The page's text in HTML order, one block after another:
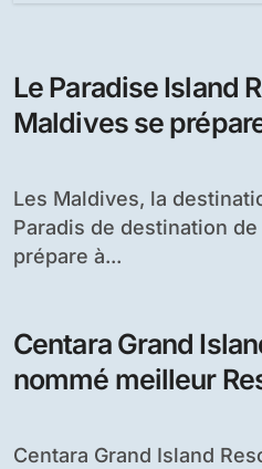
Le Paradise Island
Maldives se
Les Maldives, la destination paradisiaque de
Paradis de destination de
prépare à...
Centara Grand
nommé meilleur
Centara Grand Island Resort & Spa Maldives a